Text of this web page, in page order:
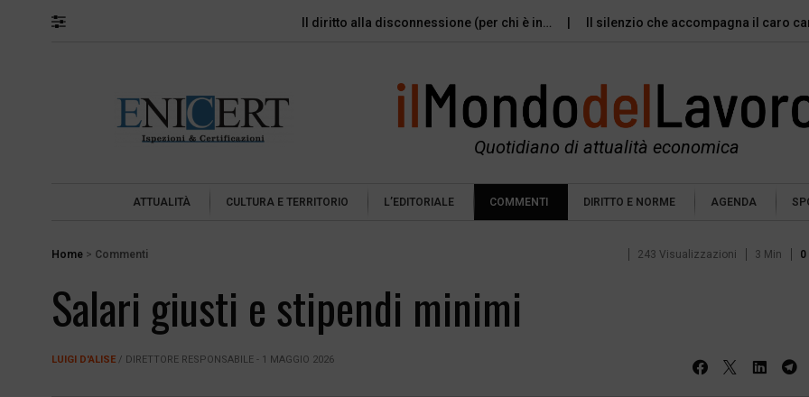
Il diritto alla disconnessione (per chi è in… Il silenzio che accompagna il caro
Quotidiano di attualità economica
ATTUALITÀ CULTURA E TERRITORIO L’EDITORIALE COMMENTI DIRITTO E NORME AGENDA
Home > Commenti 243 Visualizzazioni 3 Min 0
Salari giusti e stipendi minimi
LUIGI D'ALISE / DIRETTORE RESPONSABILE - 1 MAGGIO 2026